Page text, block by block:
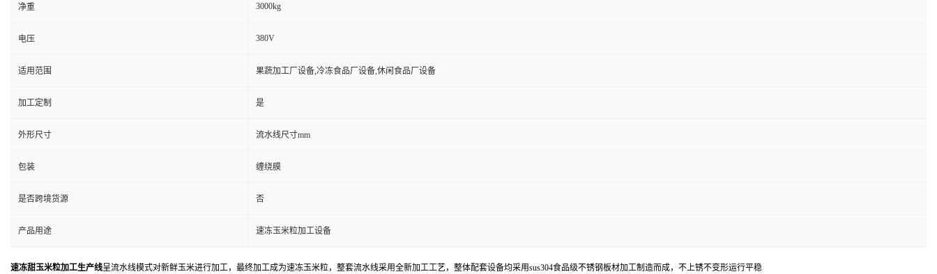
净重 3000kg
电压 380V
适用范围 果蔬加工厂设备,冷冻食品厂设备,休闲食品厂设备
加工定制 是
外形尺寸 流水线尺寸mm
包装 缠绕膜
是否跨境货源 否
产品用途 速冻玉米粒加工设备
速冻甜玉米粒加工生产线呈流水线模式对新鲜玉米进行加工，最终加工成为速冻玉米粒，整套流水线采用全新加工工艺，整体配套设备均采用sus304食品级不锈钢板材加工制造而成，不上锈不变形运行平稳